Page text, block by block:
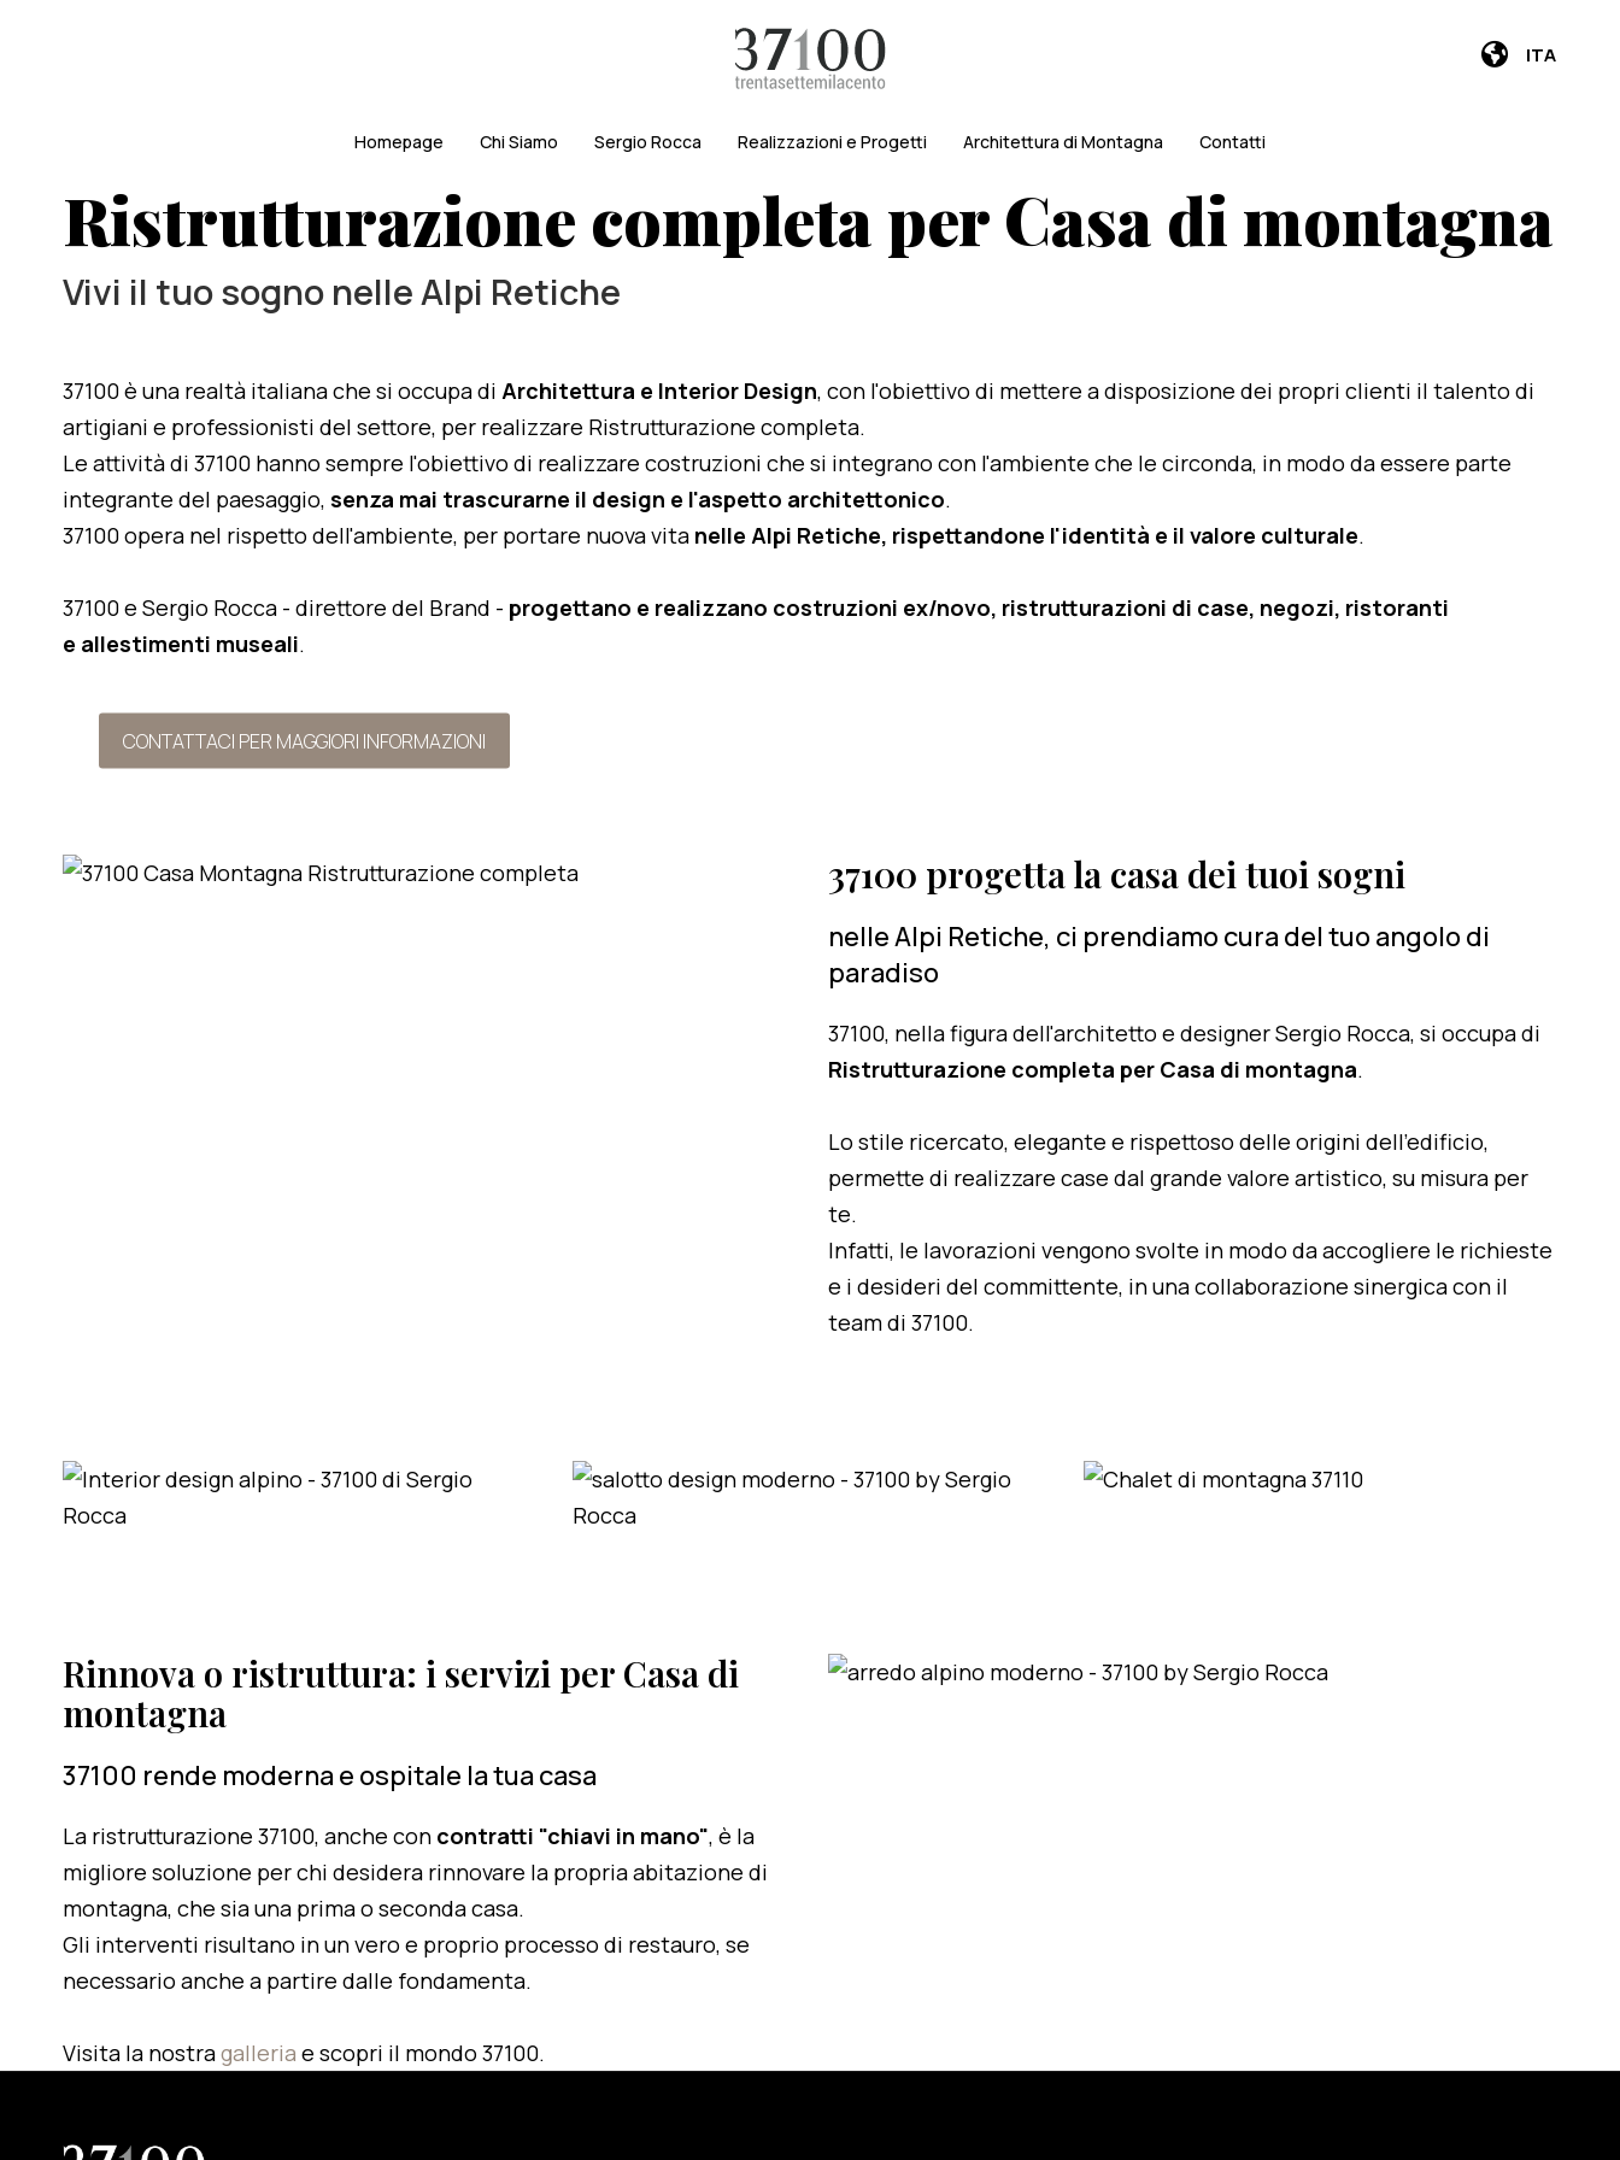
ITA
Homepage Chi Siamo Sergio Rocca Realizzazioni e Progetti Architettura di Montagna Contatti
Ristrutturazione completa per Casa di montagna
Vivi il tuo sogno nelle Alpi Retiche
37100 è una realtà italiana che si occupa di Architettura e Interior Design, con l'obiettivo di mettere a disposizione dei propri clienti il talento di
artigiani e professionisti del settore, per realizzare Ristrutturazione completa.
Le attività di 37100 hanno sempre l'obiettivo di realizzare costruzioni che si integrano con l'ambiente che le circonda, in modo da essere parte
integrante del paesaggio, senza mai trascurarne il design e l'aspetto architettonico.
37100 opera nel rispetto dell'ambiente, per portare nuova vita nelle Alpi Retiche, rispettandone l'identità e il valore culturale.
37100 e Sergio Rocca - direttore del Brand - progettano e realizzano costruzioni ex/novo, ristrutturazioni di case, negozi, ristoranti
e allestimenti museali.
CONTATTACI PER MAGGIORI INFORMAZIONI
37100 progetta la casa dei tuoi sogni
nelle Alpi Retiche, ci prendiamo cura del tuo angolo di
paradiso
37100, nella figura dell'architetto e designer Sergio Rocca, si occupa di
Ristrutturazione completa per Casa di montagna.
Lo stile ricercato, elegante e rispettoso delle origini dell'edificio,
permette di realizzare case dal grande valore artistico, su misura per
te.
Infatti, le lavorazioni vengono svolte in modo da accogliere le richieste
e i desideri del committente, in una collaborazione sinergica con il
team di 37100.
Rinnova o ristruttura: i servizi per Casa di
montagna
37100 rende moderna e ospitale la tua casa
La ristrutturazione 37100, anche con contratti "chiavi in mano", è la
migliore soluzione per chi desidera rinnovare la propria abitazione di
montagna, che sia una prima o seconda casa.
Gli interventi risultano in un vero e proprio processo di restauro, se
necessario anche a partire dalle fondamenta.
Visita la nostragalleria e scopri il mondo 37100.